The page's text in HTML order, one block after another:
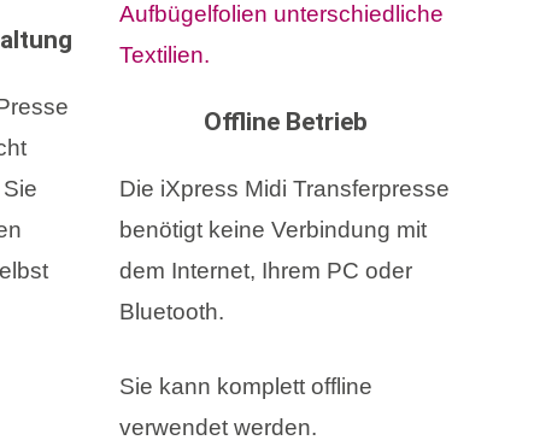
Offline Betrieb
Die iXpress Midi Transferpresse
benötigt keine Verbindung mit
dem Internet, Ihrem PC oder
Bluetooth.
Sie kann komplett offline
verwendet werden.